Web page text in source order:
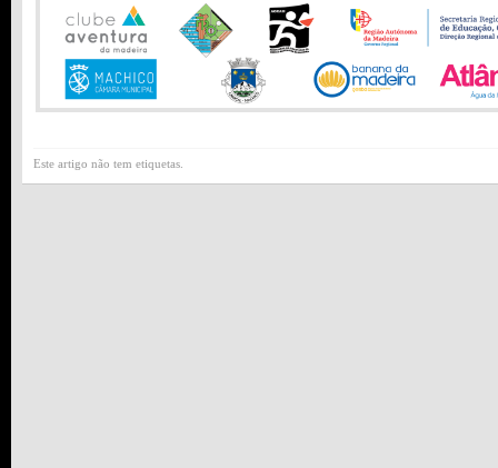
Este artigo não tem etiquetas.